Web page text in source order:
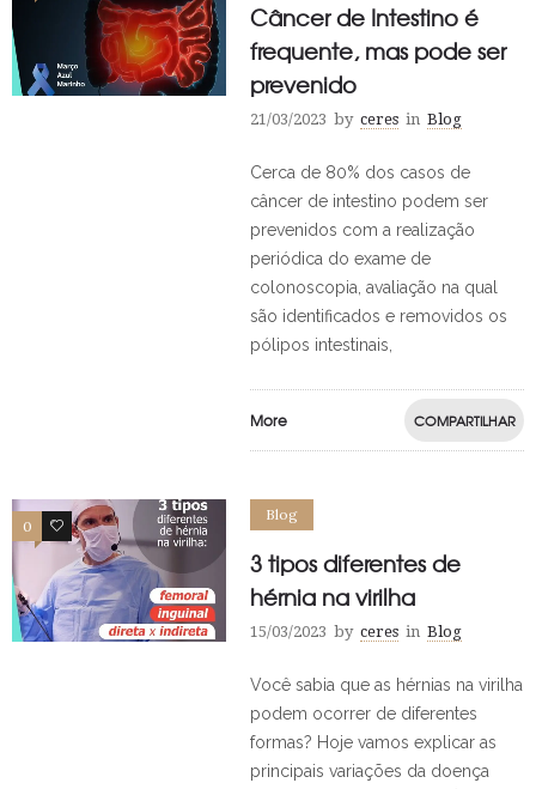
Câncer de Intestino é
frequente, mas pode ser
prevenido
21/03/2023 by ceres in Blog
Cerca de 80% dos casos de
câncer de intestino podem ser
prevenidos com a realização
periódica do exame de
colonoscopia, avaliação na qual
são identificados e removidos os
pólipos intestinais,
More COMPARTILHAR
0 0
Blog
3 tipos diferentes de
hérnia na virilha
15/03/2023 by ceres in Blog
Você sabia que as hérnias na virilha
podem ocorrer de diferentes
formas? Hoje vamos explicar as
principais variações da doença